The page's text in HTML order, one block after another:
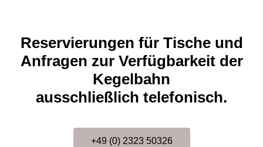
Reservierungen für Tische und
Anfragen zur Verfügbarkeit der
Kegelbahn
ausschließlich telefonisch.
+49 (0) 2323 50326